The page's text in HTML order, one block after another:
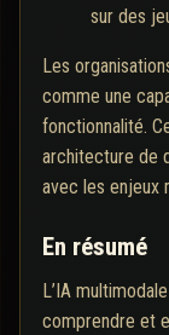
sur des
Les
comme une
fonctionnalité.
architecture de
avec les enjeux
En résumé
L’IA
comprendre et